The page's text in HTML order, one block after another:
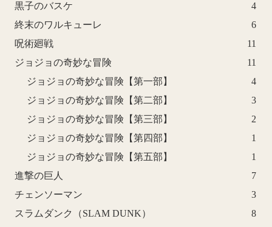
黒子のバスケ
4
終末のワルキューレ
6
呪術廻戦
11
ジョジョの奇妙な冒険
11
ジョジョの奇妙な冒険【第一部】
4
ジョジョの奇妙な冒険【第二部】
3
ジョジョの奇妙な冒険【第三部】
2
ジョジョの奇妙な冒険【第四部】
1
ジョジョの奇妙な冒険【第五部】
1
進撃の巨人
7
チェンソーマン
3
スラムダンク（SLAM DUNK）
8